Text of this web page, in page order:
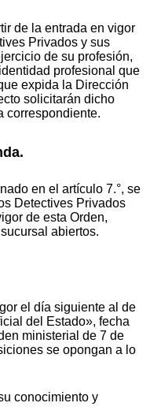
de la entrada en vigor
Privados y sus
de su profesión,
profesional que
expida la Dirección
solicitarán dicho
correspondiente.
en el artículo 7.°, se
Detectives Privados
de esta Orden,
abiertos.
el día siguiente al de
del Estado», fecha
ministerial de 7 de
se opongan a lo
conocimiento y